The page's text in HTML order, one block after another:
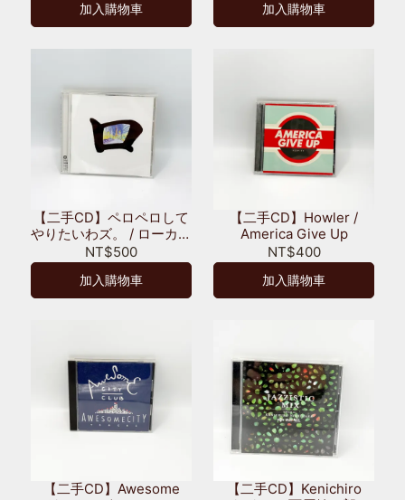
加入購物車 加入購物車
【二手CD】ペロペロして
やりたいわズ。 / ローカリ
ズムの夜明け
NT$500
加入購物車
【二手CD】Howler /
America Give Up
NT$400
加入購物車
【二手CD】Awesome
【二手CD】Kenichiro